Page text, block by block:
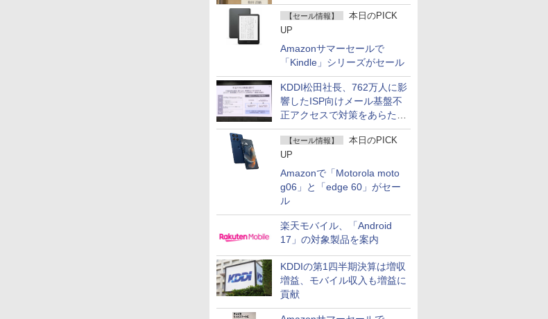
【セール情報】
本日のPICK
UP
Amazonサマーセールで
「Kindle」シリーズがセール
KDDI松田社長、762万人に影
響したISP向けメール基盤不
正アクセスで対策をあらため
て説明
【セール情報】
本日のPICK
UP
Amazonで「Motorola moto
g06」と「edge 60」がセー
ル
楽天モバイル、「Android
17」の対象製品を案内
KDDIの第1四半期決算は増収
増益、モバイル収入も増益に
貢献